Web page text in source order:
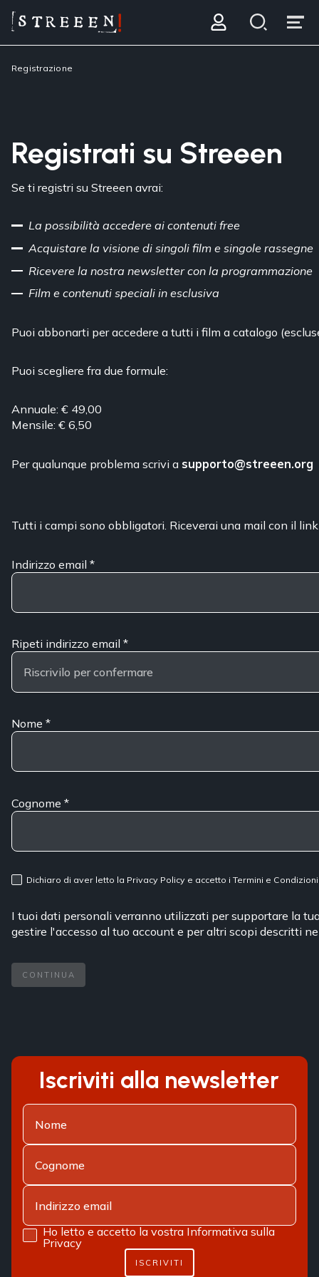
Registrazione
Registrati su Streeen
Se ti registri su Streeen avrai:
La possibilità accedere ai contenuti free
Acquistare la visione di singoli film e singole rassegne
Ricevere la nostra newsletter con la programmazione
Film e contenuti speciali in esclusiva
Puoi abbonarti per accedere a tutti i film a catalogo
Puoi scegliere fra due formule:
Annuale: € 49,00
Mensile: € 6,50
Per qualunque problema scrivi a supporto@streeen.org
Tutti i campi sono obbligatori. Riceverai una mail con il
Indirizzo email*
Ripeti indirizzo email*
Nome*
Cognome*
Dichiaro di aver letto la Privacy Policye accetto i Termini e
I tuoi dati personali verranno utilizzati per supportare la
gestire l'accesso al tuo account e per altri scopi descritti
CONTINUA
Iscriviti alla newsletter
Ho letto e accetto la vostra Informativa sulla
Privacy
ISCRIVITI